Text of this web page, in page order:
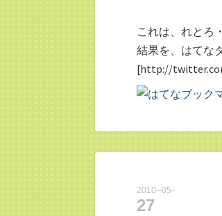
これは、れとろ
結果を、はてな
[http://
2010 -05-
27